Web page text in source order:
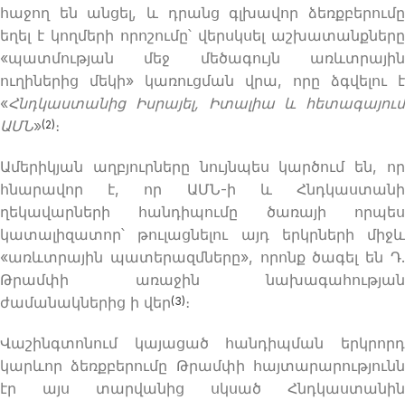
հաջող են անցել, և դրանց գլխավոր ձեռքբերումը
եղել է կողմերի որոշումը՝ վերսկսել աշխատանքները
«պատմության մեջ մեծագույն առևտրային
ուղիներից մեկի» կառուցման վրա, որը ձգվելու է
«Հնդկաստանից Իսրայել, Իտալիա և հետագայում
ԱՄՆ»(2) ։
Ամերիկյան աղբյուրները նույնպես կարծում են, որ
հնարավոր է, որ ԱՄՆ-ի և Հնդկաստանի
ղեկավարների հանդիպումը ծառայի որպես
կատալիզատոր՝ թուլացնելու այդ երկրների միջև
«առևտրային պատերազմները», որոնք ծագել են Դ.
Թրամփի առաջին նախագահության
ժամանակներից ի վեր(3) ։
Վաշինգտոնում կայացած հանդիպման երկրորդ
կարևոր ձեռքբերումը Թրամփի հայտարարությունն
էր այս տարվանից սկսած Հնդկաստանին